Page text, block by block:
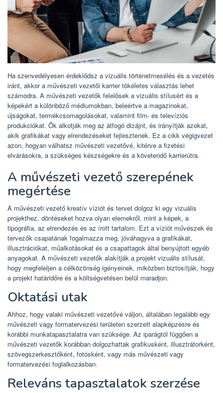
Ha szenvedélyesen érdeklődsz a vizuális történetmesélés és a vezetés
iránt, akkor a művészeti vezetői karrier tökéletes választás lehet
számodra. A művészeti vezetők felelősek a vizuális stílusért és a
képekért a különböző médiumokban, beleértve a magazinokat,
újságokat, termékcsomagolásokat, valamint film- és televíziós
produkciókat. Ők alkotják meg az átfogó dizájnt, és irányítják azokat,
akik grafikákat vagy elrendezéseket fejlesztenek. Ez a cikk végigvezet
azon, hogyan válhatsz művészeti vezetővé, kitérve a fizetési
elvárásokra, a szükséges készségekre és a követendő karrierútra.
A művészeti vezető szerepének
megértése
A művészeti vezető kreatív víziót és tervet dolgoz ki egy vizuális
projekthez, döntéseket hozva olyan elemekről, mint a képek, a
tipográfia, az elrendezés és az írott tartalom. Ezt a víziót művészek és
tervezők csapatának fogalmazza meg, jóváhagyva a grafikákat,
illusztrációkat, műalkotásokat és a csapattagok által benyújtott egyéb
anyagokat. A művészeti vezetők alakítják a projekt vizuális stílusát,
hogy megfeleljen a célközönség igényeinek, miközben biztosítják, hogy
a projekt határidőre és a költségvetésen belül maradjon.
Oktatási utak
Ahhoz, hogy valaki művészeti vezetővé váljon, általában legalább egy
művészeti vagy formatervezési területen szerzett alapképzésre és
korábbi munkatapasztalatra van szüksége. Az iparágtól függően a
művészeti vezetők korábban dolgozhattak grafikusként, illusztrátorként,
szövegszerkesztőként, fotósként, vagy más művészeti vagy
formatervezési foglalkozásban.
Releváns tapasztalatok szerzése